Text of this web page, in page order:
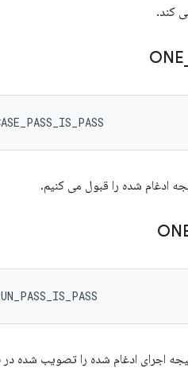
کند.
ONE
ادغام شده را قبول می کنیم.
اجرای ادغام شده را تصویب شده